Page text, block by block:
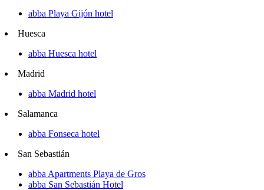
abba Playa Gijón hotel
Huesca
abba Huesca hotel
Madrid
abba Madrid hotel
Salamanca
abba Fonseca hotel
San Sebastián
abba Apartments Playa de Gros
abba San Sebastián Hotel